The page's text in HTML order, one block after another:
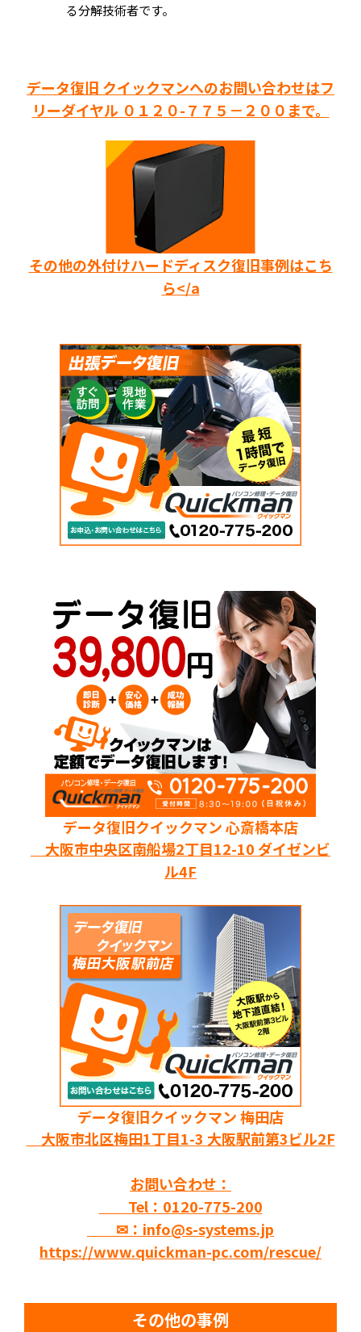
る分解技術者です。
データ復旧 クイックマンへのお問い合わせはフ
リーダイヤル ０１２０-７７５－２００まで。
その他の外付けハードディスク復旧事例はこち
ら</a
データ復旧クイックマン 心斎橋本店
大阪市中央区南船場2丁目12-10 ダイゼンビ
ル4F
データ復旧クイックマン 梅田店
大阪市北区梅田1丁目1-3 大阪駅前第3ビル2F
お問い合わせ：
Tel：0120-775-200
✉：info@s-systems.jp
https://www.quickman-pc.com/rescue/
その他の事例